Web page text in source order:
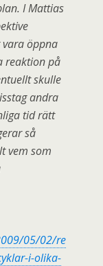
I Mattias
vara öppna
reaktion på
skulle
andra
tid rätt
så
vem som
05/02/re
i-olika-